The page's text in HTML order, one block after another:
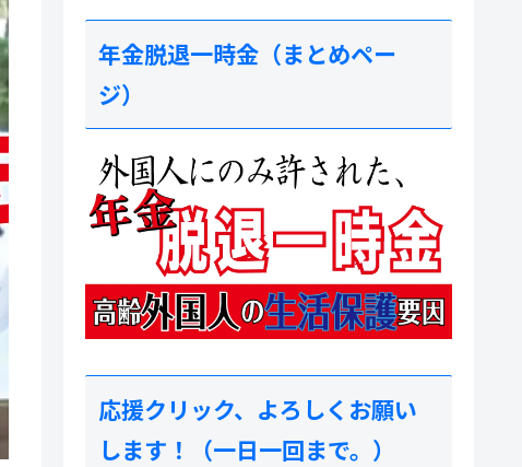
年金脱退一時金（まとめペー
ジ）
応援クリック、よろしくお願い
します！（一日一回まで。）